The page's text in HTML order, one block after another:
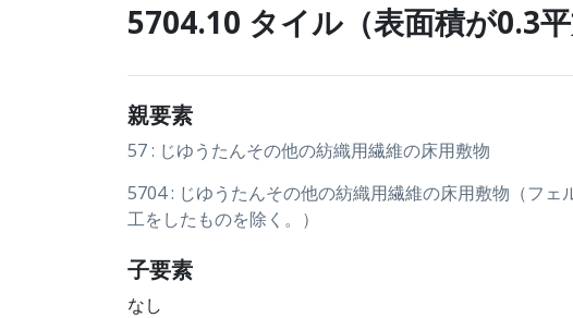
5704.10 タイル（表面積が0.3
親要素
57 : じゆうたんその他の紡織用繊維の床用敷物
5704 : じゆうたんその他の紡織用繊維の床用敷物（フ
工をしたものを除く。）
子要素
なし